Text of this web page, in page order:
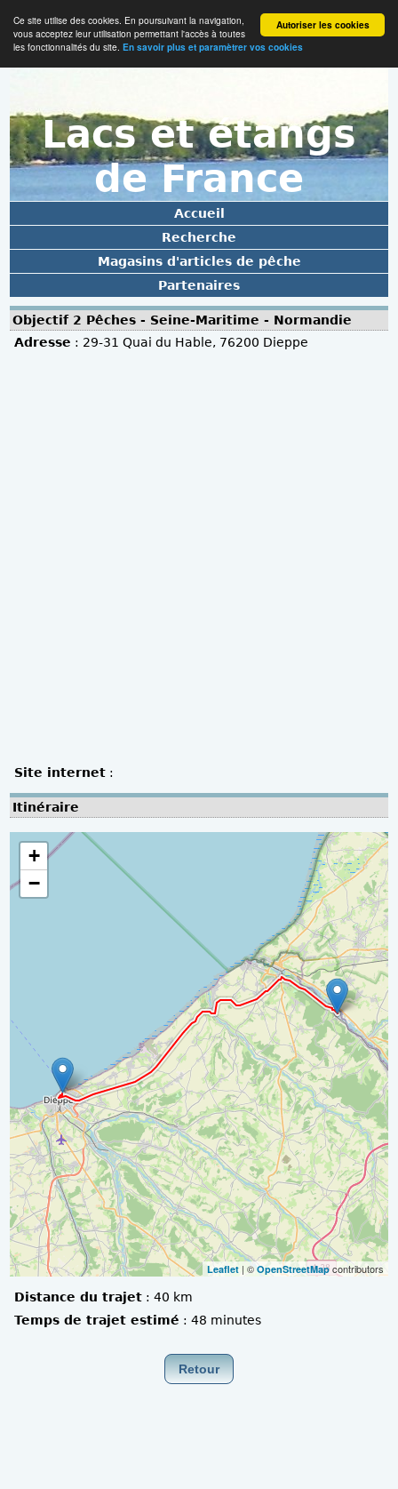
Autoriser les cookies
Ce site utilise des cookies. En poursuivant la navigation,
vous acceptez leur utilisation permettant l'accès à toutes
les fonctionnalités du site. En savoir plus et paramètrer vos cookies
Lacs et étangs
de France
Accueil
Recherche
Magasins d'articles de pêche
Partenaires
Objectif 2 Pêches - Seine-Maritime - Normandie
Adresse : 29-31 Quai du Hable, 76200 Dieppe
Site internet :
Itinéraire
+
−
Leaflet| © OpenStreetMapcontributors
Distance du trajet :40 km
Temps de trajet estimé :48 minutes
Retour